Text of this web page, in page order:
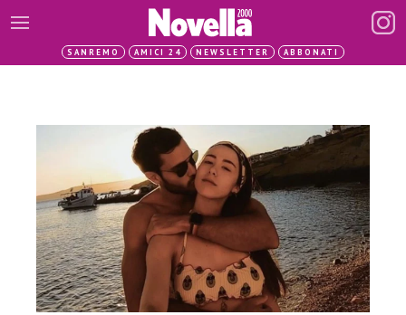
SANREMO AMICI 24 NEWSLETTER ABBONATI